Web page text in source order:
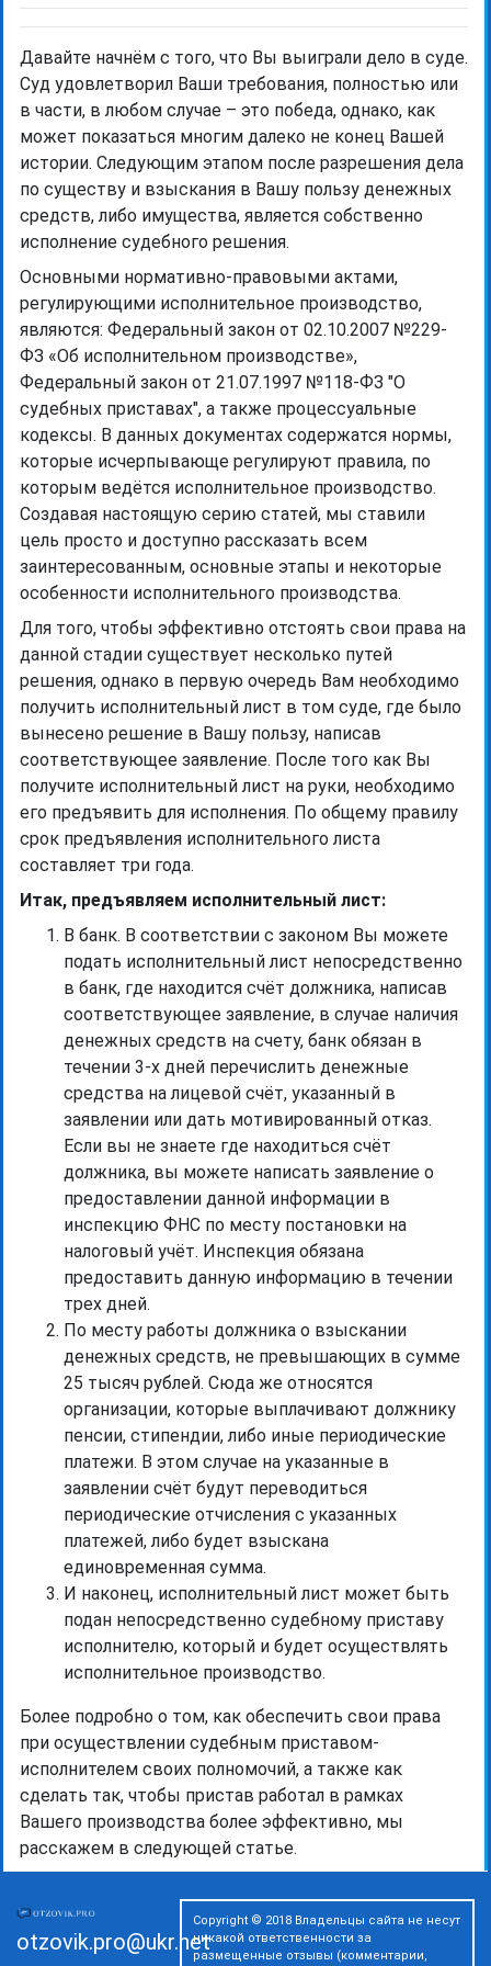
Давайте начнём с того, что Вы выиграли дело в суде.
Суд удовлетворил Ваши требования, полностью или
в части, в любом случае – это победа, однако, как
может показаться многим далеко не конец Вашей
истории. Следующим этапом после разрешения дела
по существу и взыскания в Вашу пользу денежных
средств, либо имущества, является собственно
исполнение судебного решения.
Основными нормативно-правовыми актами,
регулирующими исполнительное производство,
являются: Федеральный закон от 02.10.2007 №229-
ФЗ «Об исполнительном производстве»,
Федеральный закон от 21.07.1997 №118-ФЗ "О
судебных приставах", а также процессуальные
кодексы. В данных документах содержатся нормы,
которые исчерпывающе регулируют правила, по
которым ведётся исполнительное производство.
Создавая настоящую серию статей, мы ставили
цель просто и доступно рассказать всем
заинтересованным, основные этапы и некоторые
особенности исполнительного производства.
Для того, чтобы эффективно отстоять свои права на
данной стадии существует несколько путей
решения, однако в первую очередь Вам необходимо
получить исполнительный лист в том суде, где было
вынесено решение в Вашу пользу, написав
соответствующее заявление. После того как Вы
получите исполнительный лист на руки, необходимо
его предъявить для исполнения. По общему правилу
срок предъявления исполнительного листа
составляет три года.
Итак, предъявляем исполнительный лист:
В банк. В соответствии с законом Вы можете
подать исполнительный лист непосредственно
в банк, где находится счёт должника, написав
соответствующее заявление, в случае наличия
денежных средств на счету, банк обязан в
течении 3-х дней перечислить денежные
средства на лицевой счёт, указанный в
заявлении или дать мотивированный отказ.
Если вы не знаете где находиться счёт
должника, вы можете написать заявление о
предоставлении данной информации в
инспекцию ФНС по месту постановки на
налоговый учёт. Инспекция обязана
предоставить данную информацию в течении
трех дней.
По месту работы должника о взыскании
денежных средств, не превышающих в сумме
25 тысяч рублей. Сюда же относятся
организации, которые выплачивают должнику
пенсии, стипендии, либо иные периодические
платежи. В этом случае на указанные в
заявлении счёт будут переводиться
периодические отчисления с указанных
платежей, либо будет взыскана
единовременная сумма.
И наконец, исполнительный лист может быть
подан непосредственно судебному приставу
исполнителю, который и будет осуществлять
исполнительное производство.
Более подробно о том, как обеспечить свои права
при осуществлении судебным приставом-
исполнителем своих полномочий, а также как
сделать так, чтобы пристав работал в рамках
Вашего производства более эффективно, мы
расскажем в следующей статье.
otzovik.pro@ukr.net
Copyright © 2018 Владельцы сайта не несут
никакой ответственности за
размещенные отзывы (комментарии,